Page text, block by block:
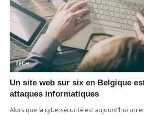
TECH
Un site web sur six en Belgique
attaques informatiques
Alors que la cybersécurité est aujourd’hui un